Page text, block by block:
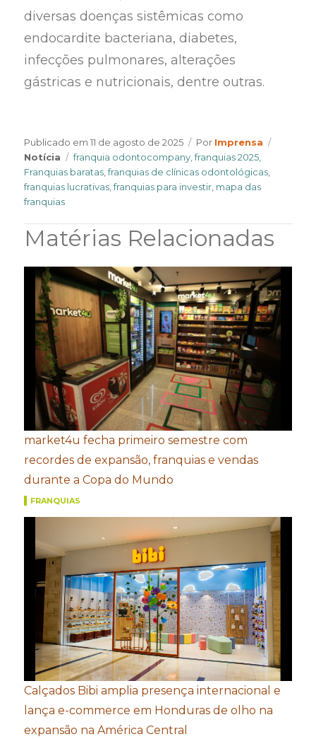
diversas doenças sistêmicas como
endocardite bacteriana, diabetes,
infecções pulmonares, alterações
gástricas e nutricionais, dentre outras.
Publicado em11 de agosto de 2025 Por Author
Imprensa
Notícia
Tags
franquia odontocompany,franquias 2025,
Franquias baratas,franquias de clínicas odontológicas,
franquias lucrativas,franquias para investir, mapa das
franquias
Matérias Relacionadas
market4u fecha primeiro semestre com
recordes de expansão, franquias e vendas
durante a Copa do Mundo
FRANQUIAS
Calçados Bibi amplia presença internacional e
lança e-commerce em Honduras de olho na
expansão na América Central